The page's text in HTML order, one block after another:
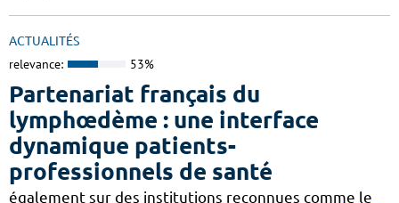
ACTUALITÉS
relevance: 53%
Partenariat français du
lymphœdème : une interface
dynamique patients-
professionnels de santé
également sur des institutions reconnues comme le